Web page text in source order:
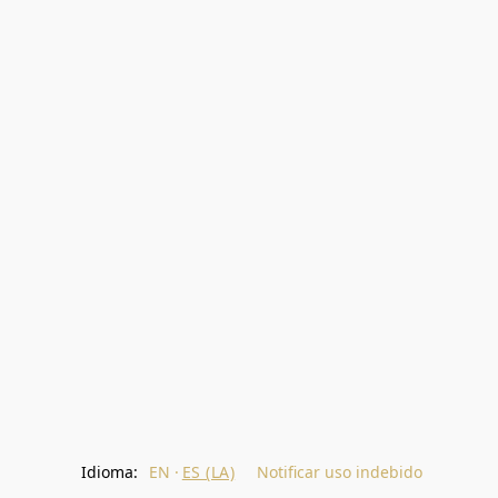
Idioma: EN ES (LA) Notificar uso indebido